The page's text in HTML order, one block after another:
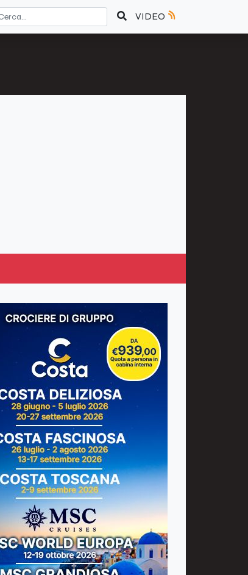
VIDEO